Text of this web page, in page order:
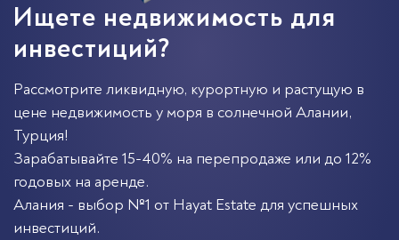
Ищете недвижимость для
инвестиций?
Рассмотрите ликвидную, курортную и растущую в
цене недвижимость у моря в солнечной Алании,
Турция!
Зарабатывайте 15-40% на перепродаже или до 12%
годовых на аренде.
Алания - выбор №1 от Hayat Estate для успешных
инвестиций.